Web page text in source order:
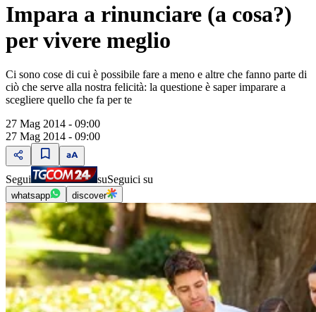
Impara a rinunciare (a cosa?)
per vivere meglio
Ci sono cose di cui è possibile fare a meno e altre che fanno parte di
ciò che serve alla nostra felicità: la questione è saper imparare a
scegliere quello che fa per te
27 Mag 2014 - 09:00
27 Mag 2014 - 09:00
Segui suSeguici su
whatsapp discover